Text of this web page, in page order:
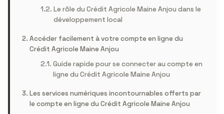
Le rôle du Crédit Agricole Maine Anjou dans le
développement local
Accéder facilement à votre compte en ligne du
Crédit Agricole Maine Anjou
Guide rapide pour se connecter au compte en
ligne du Crédit Agricole Maine Anjou
Les services numériques incontournables offerts par
le compte en ligne du Crédit Agricole Maine Anjou